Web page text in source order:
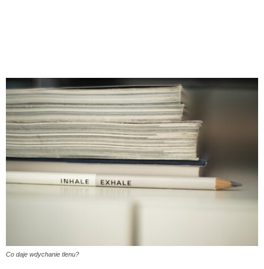
Co daje wdychanie tlenu?